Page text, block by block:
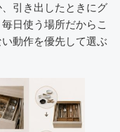
引き出したときにグ
日使う場所だからこ
動作を優先して選ぶ